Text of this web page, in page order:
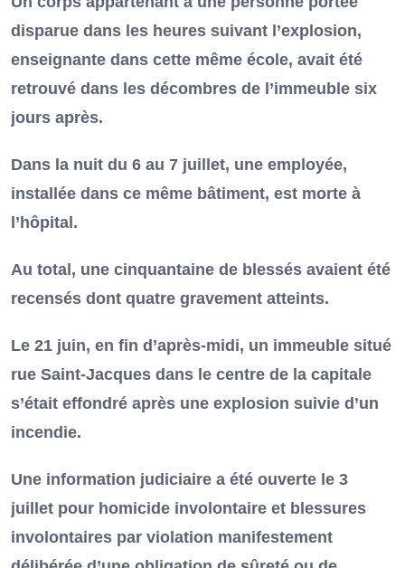
disparue dans les heures suivant l’explosion,
enseignante dans cette même école, avait été
retrouvé dans les décombres de l’immeuble six
jours après.
Dans la nuit du 6 au 7 juillet, une employée,
installée dans ce même bâtiment, est morte à
l’hôpital.
Au total, une cinquantaine de blessés avaient été
recensés dont quatre gravement atteints.
Le 21 juin, en fin d’après-midi, un immeuble situé
rue Saint-Jacques dans le centre de la capitale
s’était effondré après une explosion suivie d’un
incendie.
Une information judiciaire a été ouverte le 3
juillet pour homicide involontaire et blessures
involontaires par violation manifestement